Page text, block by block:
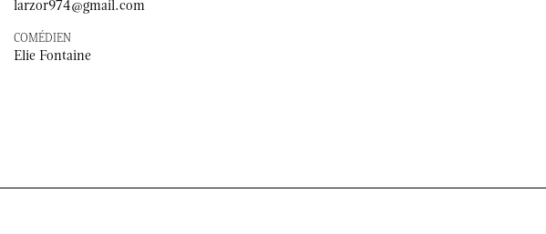
larzor974@gmail.com
COMÉDIEN
Elie Fontaine